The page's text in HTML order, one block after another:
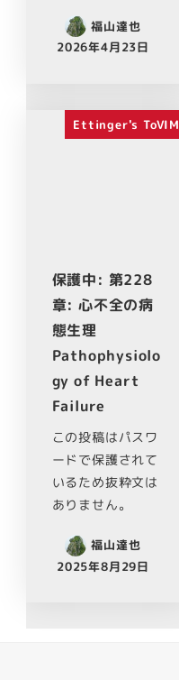
福山達也
2026年4月23日
Ettinger's ToVIM
保護中: 第228
章: 心不全の病
態生理
Pathophysiolo
gy of Heart
Failure
この投稿はパスワ
ードで保護されて
いるため抜粋文は
ありません。
福山達也
2025年8月29日